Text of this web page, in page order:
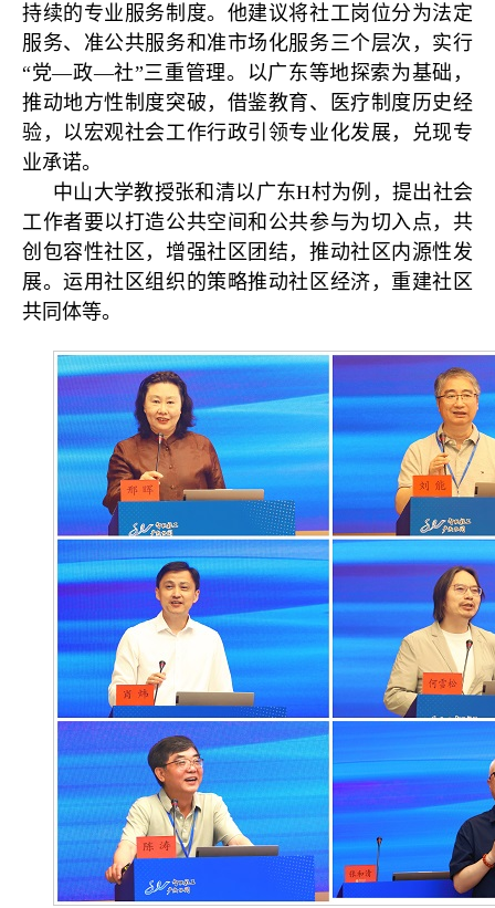
持续的专业服务制度。他建议将社工岗位分为法定
服务、准公共服务和准市场化服务三个层次，实行
“党—政—社”三重管理。以广东等地探索为基础，
推动地方性制度突破，借鉴教育、医疗制度历史经
验，以宏观社会工作行政引领专业化发展，兑现专
业承诺。
中山大学教授张和清以广东H村为例，提出社会
工作者要以打造公共空间和公共参与为切入点，共
创包容性社区，增强社区团结，推动社区内源性发
展。运用社区组织的策略推动社区经济，重建社区
共同体等。